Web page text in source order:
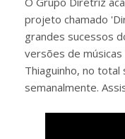
projeto chamado
grandes sucessos
versões de
Thiaguinho, no
semanalmente.